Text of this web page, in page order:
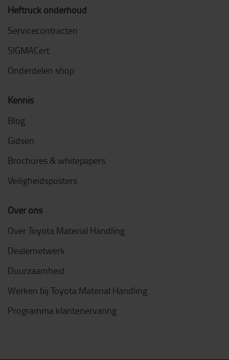
Heftruck onderhoud
Servicecontracten
SIGMACert
Onderdelen shop
Kennis
Blog
Gidsen
Brochures & whitepapers
Veiligheidsposters
Over ons
Over Toyota Material Handling
Dealernetwerk
Duurzaamheid
Werken bij Toyota Material Handling
Programma klantenervaring